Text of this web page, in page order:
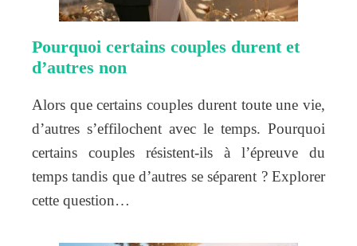
Pourquoi certains couples durent et
d’autres non
Alors que certains couples durent toute une vie,
d’autres s’effilochent avec le temps. Pourquoi
certains couples résistent-ils à l’épreuve du
temps tandis que d’autres se séparent ? Explorer
cette question…